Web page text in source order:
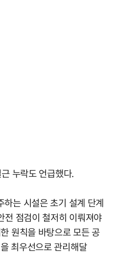
누락도 언급했다.
는 시설은 초기 설계 단계
전 점검이 철저히 이뤄져야
원칙을 바탕으로 모든 공
최우선으로 관리해달